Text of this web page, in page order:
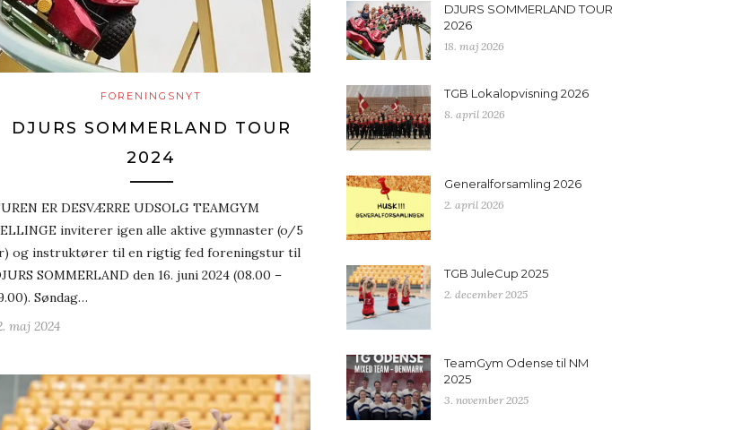
FORENINGSNYT
DJURS SOMMERLAND TOUR
2024
ER DESVÆRRE UDSOLG TEAMGYM
inviterer igen alle aktive gymnaster (o/5
og instruktører til en rigtig fed foreningstur til
SOMMERLAND den 16. juni 2024 (08.00 –
Søndag…
maj 2024
DJURS SOMMERLAND TOUR
2026
18. maj 2026
TGB Lokalopvisning 2026
8. april 2026
Generalforsamling 2026
2. april 2026
TGB JuleCup 2025
2. december 2025
TeamGym Odense til NM
2025
3. november 2025